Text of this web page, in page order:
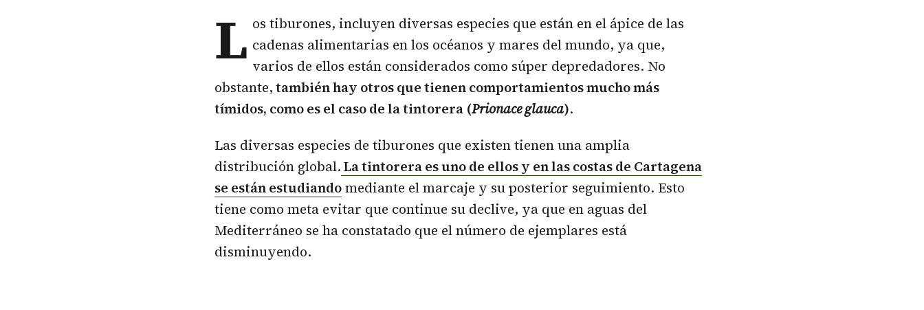
L os tiburones, incluyen diversas especies que están en el ápice de las
cadenas alimentarias en los océanos y mares del mundo, ya que,
varios de ellos están considerados como súper depredadores. No
obstante,también hay otros que tienen comportamientos mucho más
tímidos, como es el caso de la tintorera (Prionace glauca).
Las diversas especies de tiburones que existen tienen una amplia
distribución global.La tintorera es uno de ellos y en las costas de Cartagena
se están estudiandomediante el marcaje y su posterior seguimiento. Esto
tiene como meta evitar que continue su declive, ya que en aguas del
Mediterráneo se ha constatado que el número de ejemplares está
disminuyendo.